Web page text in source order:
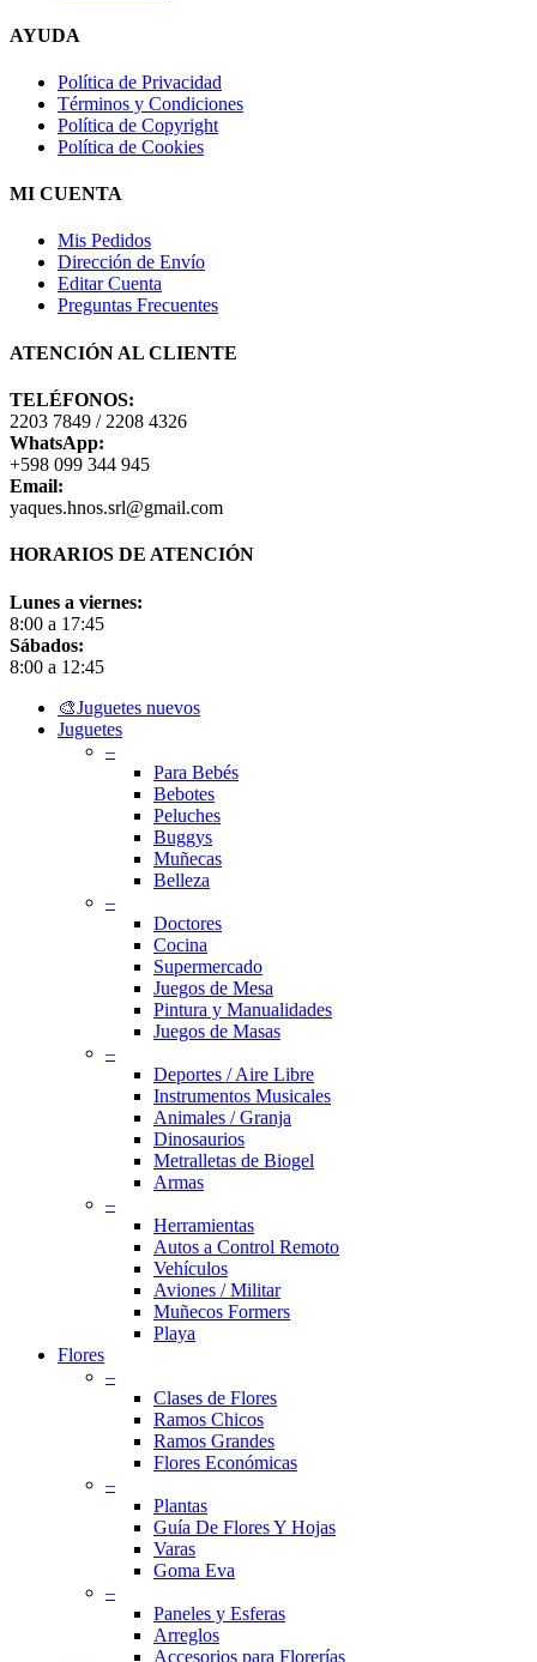
AYUDA
Política de Privacidad
Términos y Condiciones
Política de Copyright
Política de Cookies
MI CUENTA
Mis Pedidos
Dirección de Envío
Editar Cuenta
Preguntas Frecuentes
ATENCIÓN AL CLIENTE
TELÉFONOS:
2203 7849 / 2208 4326
WhatsApp:
+598 099 344 945
Email:
yaques.hnos.srl@gmail.com
HORARIOS DE ATENCIÓN
Lunes a viernes:
8:00 a 17:45
Sábados:
8:00 a 12:45
Close
Menu
🎨Juguetes nuevos
Juguetes
–
Para Bebés
Bebotes
Peluches
Buggys
Muñecas
Belleza
–
Doctores
Cocina
Supermercado
Juegos de Mesa
Pintura y Manualidades
Juegos de Masas
–
Deportes / Aire Libre
Instrumentos Musicales
Animales / Granja
Dinosaurios
Metralletas de Biogel
Armas
–
Herramientas
Autos a Control Remoto
Vehículos
Aviones / Militar
Muñecos Formers
Playa
Flores
–
Clases de Flores
Ramos Chicos
Ramos Grandes
Flores Económicas
–
Plantas
Guía De Flores Y Hojas
Varas
Goma Eva
–
Paneles y Esferas
Arreglos
Accesorios para Florerías